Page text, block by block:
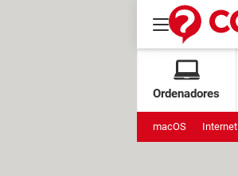
Ordenadores
macOS Internet